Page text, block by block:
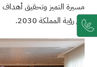
مسيرة التميز وتحقيق أهداف
مع رؤية المملكة 2030.